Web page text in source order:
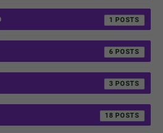
1
6
3
18